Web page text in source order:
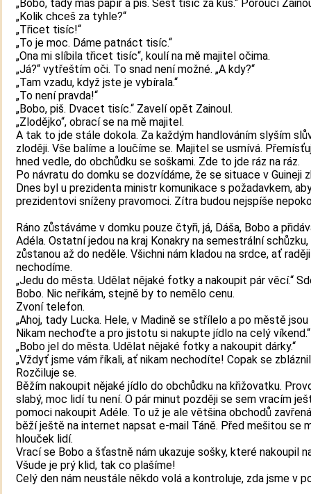
„Bobo, tady máš papír a piš. Šest tisíc za kus.“ Poroučí
„Kolik chceš za tyhle?“
„Třicet tisíc!“
„To je moc. Dáme patnáct tisíc.“
„Ona mi slíbila třicet tisíc“, koulí na mě majitel očima.
„Já?“ vytřeštím oči. To snad není možné. „A kdy?“
„Tam vzadu, když jste je vybírala.“
„To není pravda!“
„Bobo, piš. Dvacet tisíc.“ Zavelí opět Zainoul.
„Zlodějko“, obrací se na mě majitel.
A tak to jde stále dokola. Za každým handlováním slyším
zloději. Vše balíme a loučíme se. Majitel se usmívá.
hned vedle, do obchůdku se soškami. Zde to jde ráz na ráz.
Po návratu do domku se dozvídáme, že se situace v Guineji
Dnes byl u prezidenta ministr komunikace s požadavkem,
prezidentovi sníženy pravomoci. Zítra budou nejspíše
Ráno zůstáváme v domku pouze čtyři, já, Dáša, Bobo a
Adéla. Ostatní jedou na kraj Konakry na semestrální
zůstanou až do neděle. Všichni nám kladou na srdce, ať
nechodíme.
„Jedu do města. Udělat nějaké fotky a nakoupit pár věcí.“
Bobo. Nic neříkám, stejně by to nemělo cenu.
Zvoní telefon.
„Ahoj, tady Lucka. Hele, v Madině se střílelo a po městě jsou
Nikam nechoďte a pro jistotu si nakupte jídlo na celý víkend.“
„Bobo jel do města. Udělat nějaké fotky a nakoupit dárky.“
„Vždyť jsme vám říkali, ať nikam nechodíte! Copak se
Rozčiluje se.
Běžím nakoupit nějaké jídlo do obchůdku na křižovatku.
slabý, moc lidí tu není. O pár minut později se sem vracím
pomoci nakoupit Adéle. To už je ale většina obchodů
běží ještě na internet napsat e-mail Táně. Před mešitou se
hlouček lidí.
Vrací se Bobo a šťastně nám ukazuje sošky, které nakoupil
Všude je prý klid, tak co plašíme!
Celý den nám neustále někdo volá a kontroluje, zda jsme v